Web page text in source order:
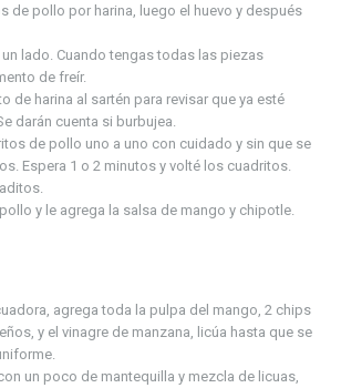
de pollo por harina, luego el huevo y después
lado. Cuando tengas todas las piezas
de freír.
de harina al sartén para revisar que ya esté
darán cuenta si burbujea.
de pollo uno a uno con cuidado y sin que se
Espera 1 o 2 minutos y volté los cuadritos.
y le agrega la salsa de mango y chipotle.
agrega toda la pulpa del mango, 2 chips
y el vinagre de manzana, licúa hasta que se
un poco de mantequilla y mezcla de licuas,